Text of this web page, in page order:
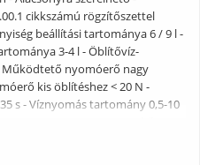
cikkszámú rögzítőszettel
beállítási tartománya 6 / 9 l -
3-4 l - Öblítővíz-
Működtető nyomóerő nagy
kis öblítéshez < 20 N -
s - Víznyomás tartomány 0,5-10
3/8" Páralecsapódás ellen